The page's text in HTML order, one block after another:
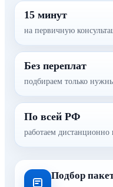
15 минут
на первичную
Без переплат
подбираем только
По всей РФ
работаем дистанционно
Подбор